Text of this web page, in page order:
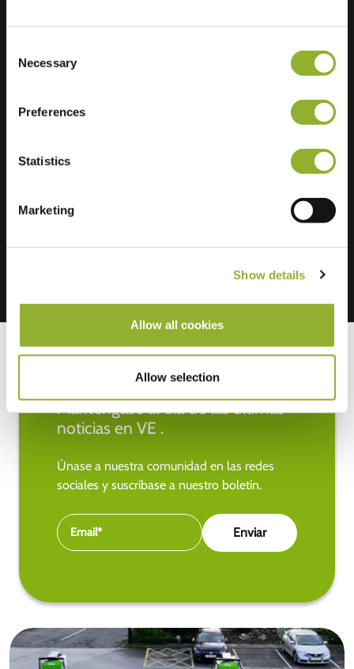
Selection
Necessary
Preferences
Statistics
Marketing
Show details
Allow all cookies
Allow selection
Manténgase al día de las últimas
noticias en VE .
Únase a nuestra comunidad en las redes
sociales y suscríbase a nuestro boletín.